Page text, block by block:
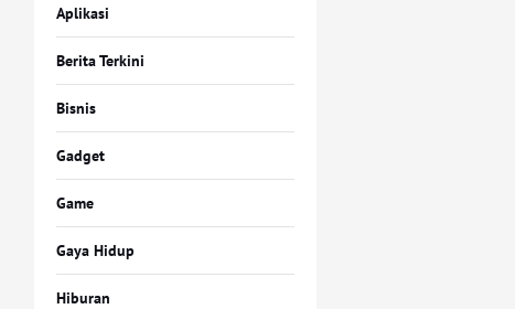
Aplikasi
Berita Terkini
Bisnis
Gadget
Game
Gaya Hidup
Hiburan